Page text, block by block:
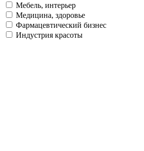
Мебель, интерьер
Медицина, здоровье
Фармацевтический бизнес
Индустрия красоты